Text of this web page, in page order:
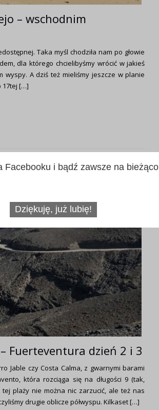
– wschodnim
Taka myśl chodziła nam po głowie
dla którego chcielibyśmy wrócić w jakieś
wyspy. A dziś też mieliśmy jeszcze w planie
17tej […]
Fuerteventura dzień 2 i 3
Jable czy Costa Calma, z gwarnymi barami
która rozciąga się na długości 9 (tak,
plaży nie można nic zarzucić, ale też nas
drugie oblicze półwyspu. Kilkaset […]
Facebooku i bądź zawsze na bieżąco
Dziękuję, już lubię!